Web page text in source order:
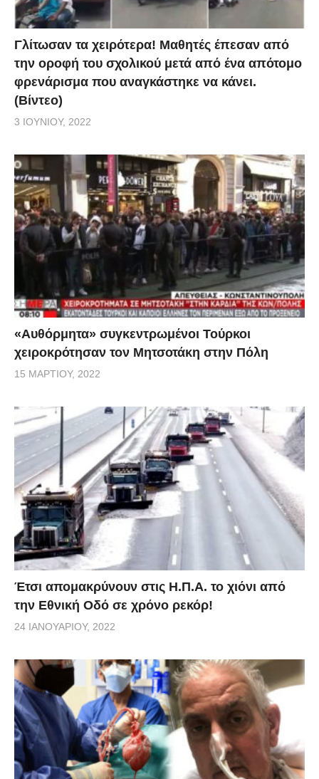
Γλίτωσαν τα χειρότερα! Μαθητές έπεσαν από
την οροφή του σχολικού μετά από ένα απότομο
φρενάρισμα που αναγκάστηκε να κάνει.
(Βίντεο)
3 ΙΟΥΝΊΟΥ, 2022
«Αυθόρμητα» συγκεντρωμένοι Τούρκοι
χειροκρότησαν τον Μητσοτάκη στην Πόλη
15 ΜΑΡΤΊΟΥ, 2022
Έτσι απομακρύνουν στις Η.Π.Α. το χιόνι από
την Εθνική Οδό σε χρόνο ρεκόρ!
24 ΙΑΝΟΥΑΡΊΟΥ, 2022